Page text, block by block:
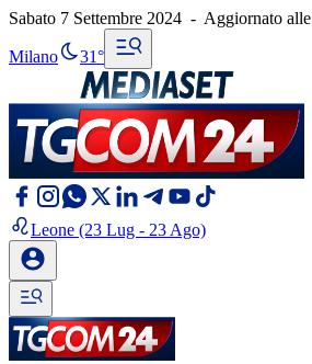
Sabato 7 Settembre 2024 - Aggiornato alle
Milano 31°
Leone (23 Lug - 23 Ago)